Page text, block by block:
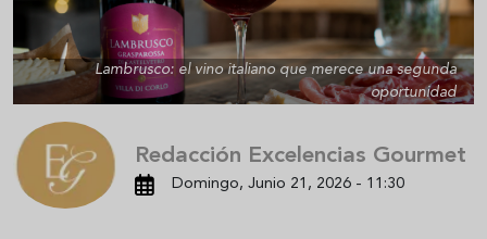
Lambrusco: el vino italiano que merece una segunda
oportunidad
Redacción Excelencias Gourmet
Domingo, Junio 21, 2026 - 11:30